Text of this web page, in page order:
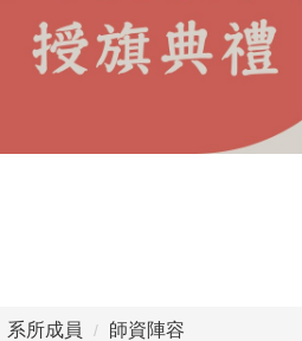
系所成員 師資陣容